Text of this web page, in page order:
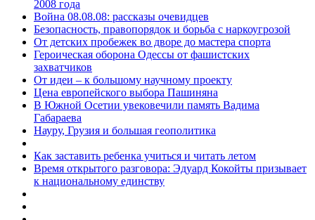
2008 года
Война 08.08.08: рассказы очевидцев
Безопасность, правопорядок и борьба с наркоугрозой
От детских пробежек во дворе до мастера спорта
Героическая оборона Одессы от фашистских
захватчиков
От идеи – к большому научному проекту
Цена европейского выбора Пашиняна
В Южной Осетии увековечили память Вадима
Габараева
Науру, Грузия и большая геополитика
Как заставить ребенка учиться и читать летом
Время открытого разговора: Эдуард Кокойты призывает
к национальному единству